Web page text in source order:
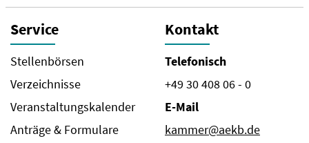
Service
Stellenbörsen
Verzeichnisse
Veranstaltungskalender
Anträge & Formulare
Kontakt
Telefonisch
+49 30 408 06 - 0
E-Mail
kammer@aekb.de